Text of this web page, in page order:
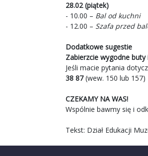
28.02 (piątek)
- 10.00 – Bal od kuchni
- 12.00 – Szafa przed
Dodatkowe sugestie
Zabierzcie wygodne
Jeśli macie pytania
38 87(wew. 150 lub 157)
CZEKAMY NA WAS!
Wspólnie bawmy się i
Tekst: Dział Edukacji